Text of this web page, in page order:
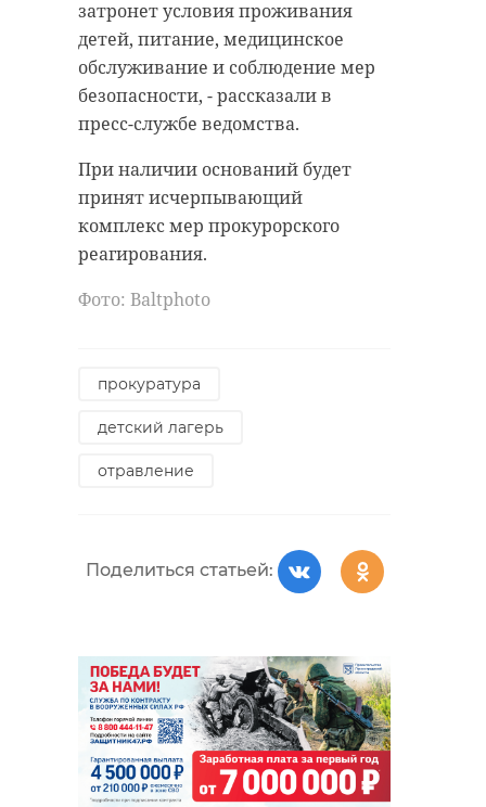
затронет условия проживания
детей, питание, медицинское
обслуживание и соблюдение мер
безопасности, - рассказали в
пресс-службе ведомства.
При наличии оснований будет
принят исчерпывающий
комплекс мер прокурорского
реагирования.
Фото: Вaltphoto
прокуратура
детский лагерь
отравление
Поделиться статьей: